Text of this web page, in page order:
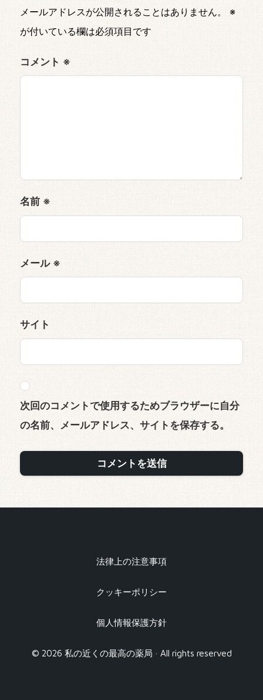
メールアドレスが公開されることはありません。
※
が付いている欄は必須項目です
コメント ※
名前 ※
メール ※
サイト
次回のコメントで使用するためブラウザーに自分
の名前、メールアドレス、サイトを保存する。
法律上の注意事項
クッキーポリシー
個人情報保護方針
© 2026 私の近くの最高の薬局 · All rights reserved